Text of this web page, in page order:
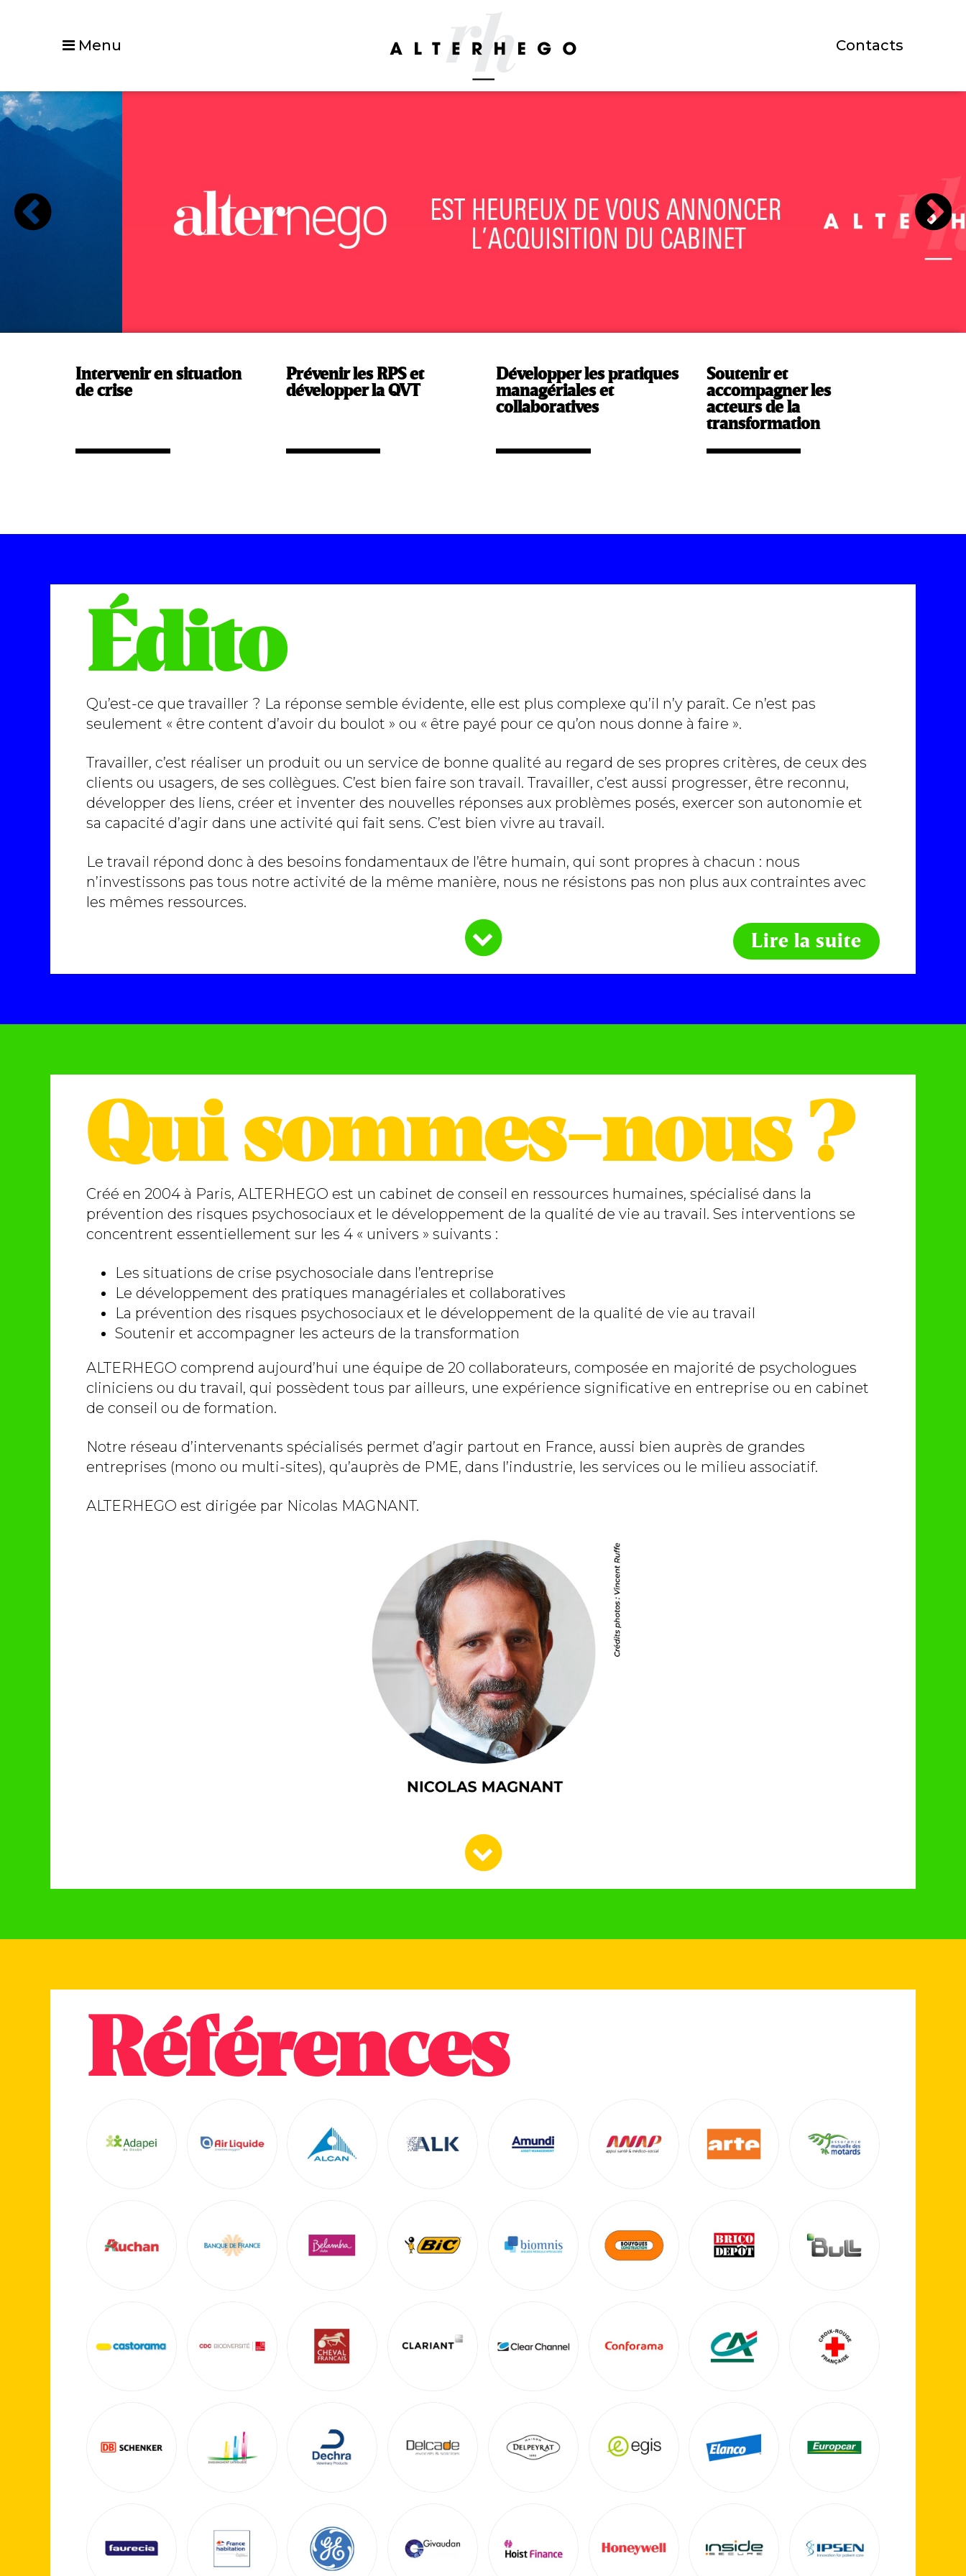
Menu Contacts
Suivant
Intervenir en situation
de crise
Prévenir les RPS et
développer la QVT
Développer les pratiques
managériales et
collaboratives
Soutenir et
accompagner les
acteurs de la
transformation
Édito
Qu’est-ce que travailler ? La réponse semble évidente, elle est plus complexe qu’il n’y paraît. Ce n’est pas
seulement « être content d’avoir du boulot » ou « être payé pour ce qu’on nous donne à faire ».
Travailler, c’est réaliser un produit ou un service de bonne qualité au regard de ses propres critères, de ceux des
clients ou usagers, de ses collègues. C’est bien faire son travail. Travailler, c’est aussi progresser, être reconnu,
développer des liens, créer et inventer des nouvelles réponses aux problèmes posés, exercer son autonomie et
sa capacité d’agir dans une activité qui fait sens. C’est bien vivre au travail.
Le travail répond donc à des besoins fondamentaux de l’être humain, qui sont propres à chacun : nous
n’investissons pas tous notre activité de la même manière, nous ne résistons pas non plus aux contraintes avec
les mêmes ressources.
Qui sommes-nous ?
Créé en 2004 à Paris, ALTERHEGO est un cabinet de conseil en ressources humaines, spécialisé dans la
prévention des risques psychosociaux et le développement de la qualité de vie au travail. Ses interventions se
concentrent essentiellement sur les 4 « univers » suivants :
Les situations de crise psychosociale dans l’entreprise
Le développement des pratiques managériales et collaboratives
La prévention des risques psychosociaux et le développement de la qualité de vie au travail
Soutenir et accompagner les acteurs de la transformation
ALTERHEGO comprend aujourd’hui une équipe de 20 collaborateurs, composée en majorité de psychologues
cliniciens ou du travail, qui possèdent tous par ailleurs, une expérience significative en entreprise ou en cabinet
de conseil ou de formation.
Notre réseau d’intervenants spécialisés permet d’agir partout en France, aussi bien auprès de grandes
entreprises (mono ou multi-sites), qu’auprès de PME, dans l’industrie, les services ou le milieu associatif.
ALTERHEGO est dirigée par Nicolas MAGNANT.
Références